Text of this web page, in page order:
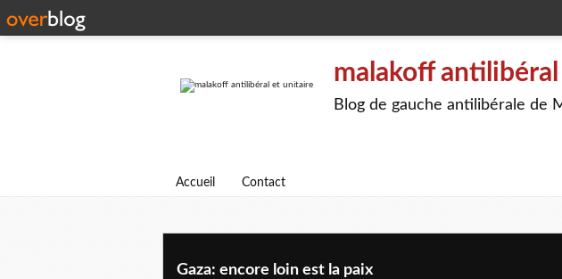
malakoff
Blog de gauche antilibérale de
Accueil Contact
Gaza: encore loin est la paix